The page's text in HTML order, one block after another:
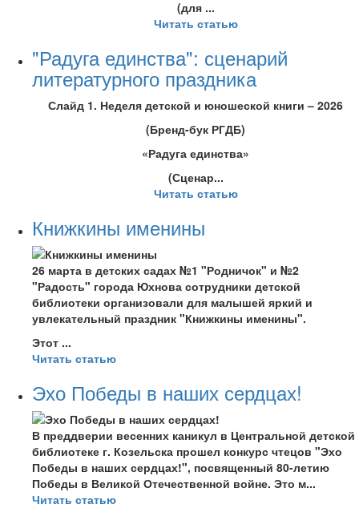
(для ...
Читать статью
"Радуга единства": сценарий
литературного праздника
Слайд 1. Неделя детской и юношеской книги – 2026
(Бренд-бук РГДБ)
«Радуга единства»
(Сценар...
Читать статью
Книжкины именины
26 марта в детских садах №1 "Родничок" и №2
"Радость" города Юхнова сотрудники детской
библиотеки организовали для малышей яркий и
увлекательный праздник "Книжкины именины".
Этот ...
Читать статью
Эхо Победы в наших сердцах!
В преддверии весенних каникул в Центральной детской
библиотеке г. Козельска прошел конкурс чтецов "Эхо
Победы в наших сердцах!", посвященный 80-летию
Победы в Великой Отечественной войне. Это м...
Читать статью